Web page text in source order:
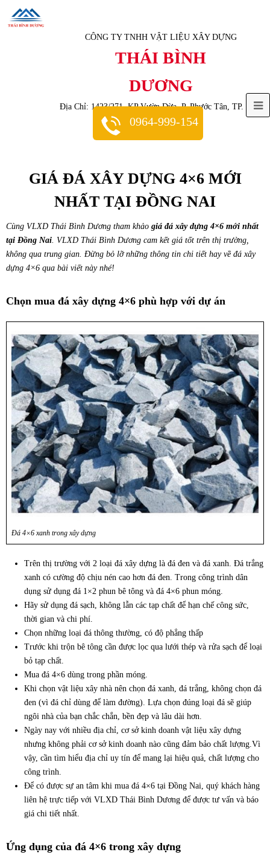
CÔNG TY TNHH VẬT LIỆU XÂY DỰNG
THÁI BÌNH
DƯƠNG
Địa Chỉ: 1423/271, KP Vườn Dừa, P. Phước Tân, TP. Biên
Hoà, Tỉnh Đồng Nai
0964-999-154
GIÁ ĐÁ XÂY DỰNG 4×6 MỚI
NHẤT TẠI ĐỒNG NAI
Cùng VLXD Thái Bình Dương tham khảo giá đá xây dựng 4×6 mới nhất
tại Đồng Nai. VLXD Thái Bình Dương cam kết giá tốt trên thị trường,
không qua trung gian. Đừng bỏ lỡ những thông tin chi tiết hay về đá xây
dựng 4×6 qua bài viết này nhé!
Chọn mua đá xây dựng 4×6 phù hợp với dự án
Đá 4×6 xanh trong xây dựng
Trên thị trường với 2 loại đá xây dựng là đá đen và đá xanh. Đá trắng
xanh có cường độ chịu nén cao hơn đá đen. Trong công trình dân
dụng sử dụng đá 1×2 phun bê tông và đá 4×6 phun móng.
Hãy sử dụng đá sạch, không lẫn các tạp chất để hạn chế công sức,
thời gian và chi phí.
Chọn những loại đá thông thường, có độ phẳng thấp
Trước khi trộn bê tông cần được lọc qua lưới thép và rửa sạch để loại
bỏ tạp chất.
Mua đá 4×6 dùng trong phần móng.
Khi chọn vật liệu xây nhà nên chọn đá xanh, đá trắng, không chọn đá
đen (vì đá chỉ dùng để làm đường). Lựa chọn đúng loại đá sẽ giúp
ngôi nhà của bạn chắc chắn, bền đẹp và lâu dài hơn.
Ngày nay với nhiều địa chỉ, cơ sở kinh doanh vật liệu xây dựng
nhưng không phải cơ sở kinh doanh nào cũng đảm bảo chất lượng.Vì
vậy, cần tìm hiểu địa chỉ uy tín để mang lại hiệu quả, chất lượng cho
công trình.
Để có được sự an tâm khi mua đá 4×6 tại Đồng Nai, quý khách hàng
liên hệ trực tiếp với VLXD Thái Bình Dương để được tư vấn và báo
giá chi tiết nhất.
Ứng dụng của đá 4×6 trong xây dựng